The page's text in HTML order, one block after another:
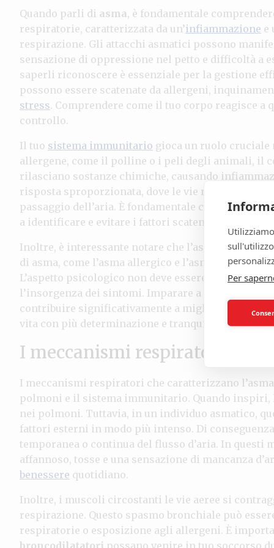
Quando parli di asma, è fondamentale
respiratorie, caratterizzata da un’infiammazione e
respirazione. Gli attacchi asmatici possono
sensazione di oppressione nel petto e difficoltà
saperli riconoscere è essenziale per la gestione
possono essere scatenate da allergeni,
stress. Comprendere come il tuo corpo reagisce
controllo.
Il tuo sistema immunitario gioca un ruolo cruciale
allergene, come il polline o i peli degli animali, il
rilasciano sostanze chimiche, causando
risposta sproporzionata, dove le vie respiratorie
passaggio dell’aria. È fondamentale che tu
a identificare e evitare i fattori scatenanti,
Inoltre, è interessante notare che l’asma può
di asma, come l’asma allergico e l’asma non
L’aspetto psicologico non deve essere trascurato:
l’insorgenza dei sintomi. Imparare a gestire le
contribuire significativamente a migliorare i tuoi
vita con più determinazione e tranquillità.
I meccanismi respiratori
I meccanismi respiratori che caratterizzano
polmoni e il sistema immunitario. Quando inspiri,
nei polmoni. Tuttavia, in un individuo asmatico,
fattori esterni in modo più intenso. Di
temporanea o continua del flusso d’aria. In
affannoso, tosse e una sensazione di mancanza
benessere quotidiano.
Inoltre, i muscoli circostanti le vie aeree si
respirazione. Questo spasmo bronchiale può
respiratorie o esposizione agli allergeni. È
broncodilatatori possano venire in tuo soccorso
Per